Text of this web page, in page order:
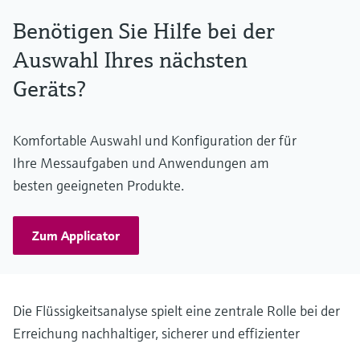
Benötigen Sie Hilfe bei der
Auswahl Ihres nächsten
Geräts?
Komfortable Auswahl und Konfiguration der für
Ihre Messaufgaben und Anwendungen am
besten geeigneten Produkte.
Zum Applicator
Die Flüssigkeitsanalyse spielt eine zentrale Rolle bei der
Erreichung nachhaltiger, sicherer und effizienter